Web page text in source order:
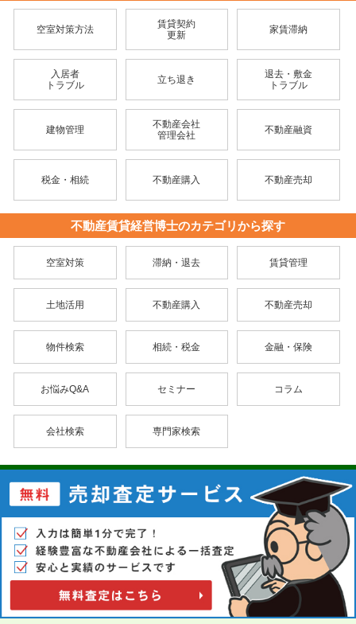
空室対策方法
賃貸契約
更新
家賃滞納
入居者
トラブル
立ち退き
退去・敷金
トラブル
建物管理
不動産会社
管理会社
不動産融資
税金・相続 不動産購入 不動産売却
不動産賃貸経営博士のカテゴリから探す
空室対策 滞納・退去 賃貸管理
土地活用 不動産購入 不動産売却
物件検索 相続・税金 金融・保険
お悩みQ&A セミナー コラム
会社検索 専門家検索